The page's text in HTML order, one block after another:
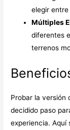
elegir
Múltiples
diferentes
terrenos
Probar la versión
decidido paso
experiencia. Aquí